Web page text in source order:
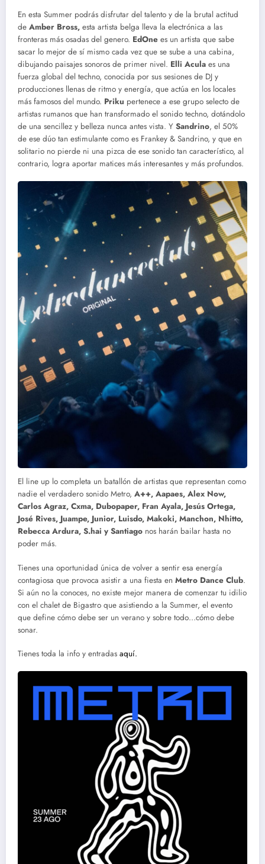
En esta Summer podrás disfrutar del talento y de la brutal actitud
de Amber Bross, esta artista belga lleva la electrónica a las
fronteras más osadas del genero. EdOne es un artista que sabe
sacar lo mejor de sí mismo cada vez que se sube a una cabina,
dibujando paisajes sonoros de primer nivel. Elli Acula es una
fuerza global del techno, conocida por sus sesiones de DJ y
producciones llenas de ritmo y energía, que actúa en los locales
más famosos del mundo. Priku pertenece a ese grupo selecto de
artistas rumanos que han transformado el sonido techno, dotándolo
de una sencillez y belleza nunca antes vista. Y Sandrino, el 50%
de ese dúo tan estimulante como es Frankey & Sandrino, y que en
solitario no pierde ni una pizca de ese sonido tan característico, al
contrario, logra aportar matices más interesantes y más profundos.
El line up lo completa un batallón de artistas que representan como
nadie el verdadero sonido Metro, A++, Aapaes, Alex Now,
Carlos Agraz, Cxma, Dubopaper, Fran Ayala, Jesús Ortega,
José Rives, Juampe, Junior, Luisdo, Makoki, Manchon, Nhitto,
Rebecca Ardura, S.hai y Santiago nos harán bailar hasta no
poder más.
Tienes una oportunidad única de volver a sentir esa energía
contagiosa que provoca asistir a una fiesta en Metro Dance Club.
Si aún no la conoces, no existe mejor manera de comenzar tu idilio
con el chalet de Bigastro que asistiendo a la Summer, el evento
que define cómo debe ser un verano y sobre todo…cómo debe
sonar.
Tienes toda la info y entradas aquí.